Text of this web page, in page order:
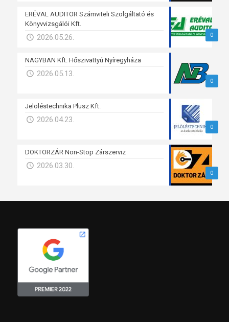
0
ERÉVAL AUDITOR Számviteli Szolgáltató és
Könyvvizsgálói Kft.
2026.05.26.
0
NAGYBAN Kft. Hőszivattyú Nyíregyháza
2026.05.13.
0
Jelöléstechnika Plusz Kft.
2026.04.23.
0
DOKTORZÁR Non-Stop Zárszerviz
2026.03.30.